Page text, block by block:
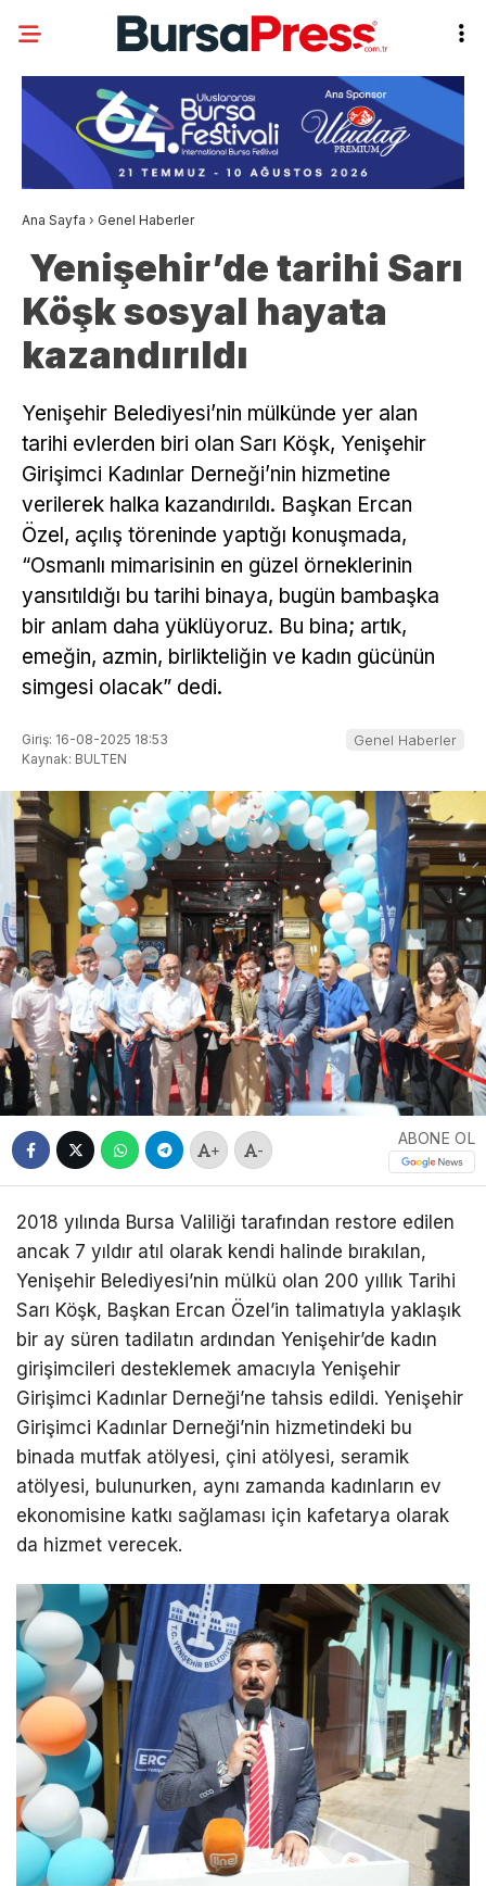
Ana Sayfa › Genel Haberler
Yenişehir’de tarihi Sarı
Köşk sosyal hayata
kazandırıldı
Yenişehir Belediyesi’nin mülkünde yer alan
tarihi evlerden biri olan Sarı Köşk, Yenişehir
Girişimci Kadınlar Derneği’nin hizmetine
verilerek halka kazandırıldı. Başkan Ercan
Özel, açılış töreninde yaptığı konuşmada,
“Osmanlı mimarisinin en güzel örneklerinin
yansıtıldığı bu tarihi binaya, bugün bambaşka
bir anlam daha yüklüyoruz. Bu bina; artık,
emeğin, azmin, birlikteliğin ve kadın gücünün
simgesi olacak” dedi.
Giriş: 16-08-2025 18:53
Kaynak: BULTEN
Genel Haberler
+ -
ABONE OL
2018 yılında Bursa Valiliği tarafından restore edilen
ancak 7 yıldır atıl olarak kendi halinde bırakılan,
Yenişehir Belediyesi’nin mülkü olan 200 yıllık Tarihi
Sarı Köşk, Başkan Ercan Özel’in talimatıyla yaklaşık
bir ay süren tadilatın ardından Yenişehir’de kadın
girişimcileri desteklemek amacıyla Yenişehir
Girişimci Kadınlar Derneği’ne tahsis edildi. Yenişehir
Girişimci Kadınlar Derneği’nin hizmetindeki bu
binada mutfak atölyesi, çini atölyesi, seramik
atölyesi, bulunurken, aynı zamanda kadınların ev
ekonomisine katkı sağlaması için kafetarya olarak
da hizmet verecek.